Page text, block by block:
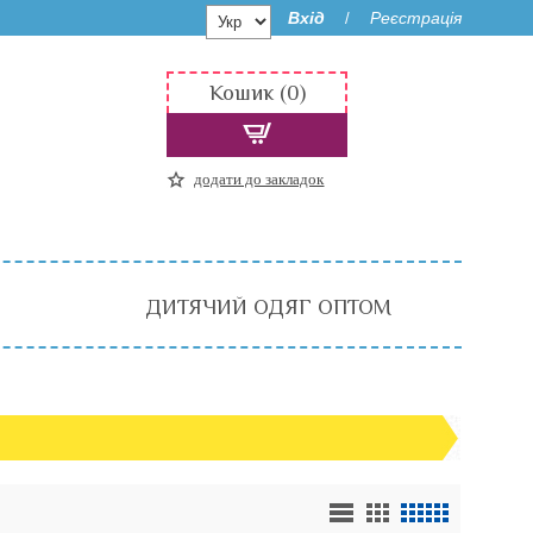
Вхід / Реєстрація
Кошик (0)
додати до закладок
ДИТЯЧИЙ ОДЯГ ОПТОМ